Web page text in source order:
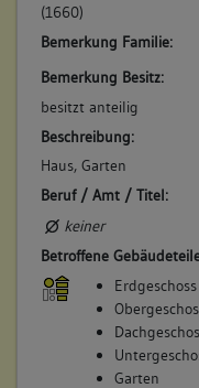
(1660)
Bemerkung Familie:
Bemerkung Besitz:
besitzt anteilig
Beschreibung:
Haus, Garten
Beruf / Amt / Titel:
keiner
Betroffene
Erdgeschoss
Garten